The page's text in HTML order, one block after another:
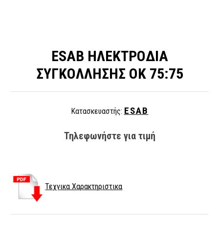
ESAB ΗΛΕΚΤΡΟΔΙΑ
ΣΥΓΚΟΛΛΗΣΗΣ OK 75:75
Κατασκευαστής: ESAB
Τηλεφωνήστε για τιμή
Τεχνικα Χαρακτηριστικα